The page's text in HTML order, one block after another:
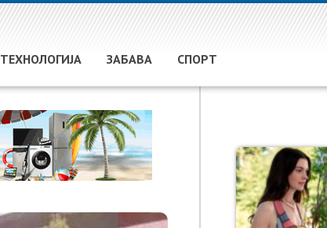
ТЕХНОЛОГИЈА ЗАБАВА СПОРТ